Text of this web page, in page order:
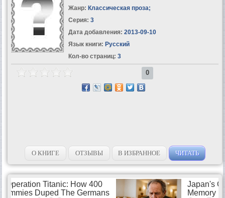
Жанр: Классическая проза;
Серия: 3
Дата добавления: 2013-09-10
Язык книги: Русский
Кол-во страниц: 3
0
О КНИГЕ ОТЗЫВЫ В ИЗБРАННОЕ ЧИТАТЬ